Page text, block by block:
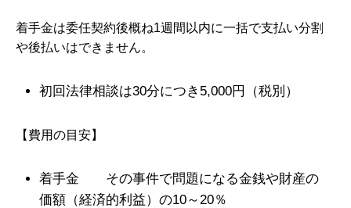
着手金は委任契約後概ね1週間以内に一括で支払い分割
や後払いはできません。
初回法律相談は30分につき5,000円（税別）
【費用の目安】
着手金 その事件で問題になる金銭や財産の
価額（経済的利益）の10～20％